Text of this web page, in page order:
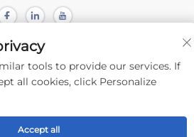
Tongchengjianhui Industry & Trade
-Politika privatnosti
tools to provide our services. If
all cookies, click Personalize
Accept all